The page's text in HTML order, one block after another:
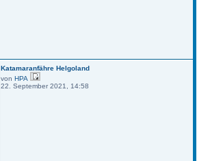
Katamaranfähre Helgoland
von HPA
22. September 2021, 14:58